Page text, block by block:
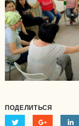
ПОДЕЛИТЬСЯ